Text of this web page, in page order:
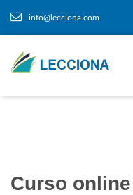
info@lecciona.com
Curso